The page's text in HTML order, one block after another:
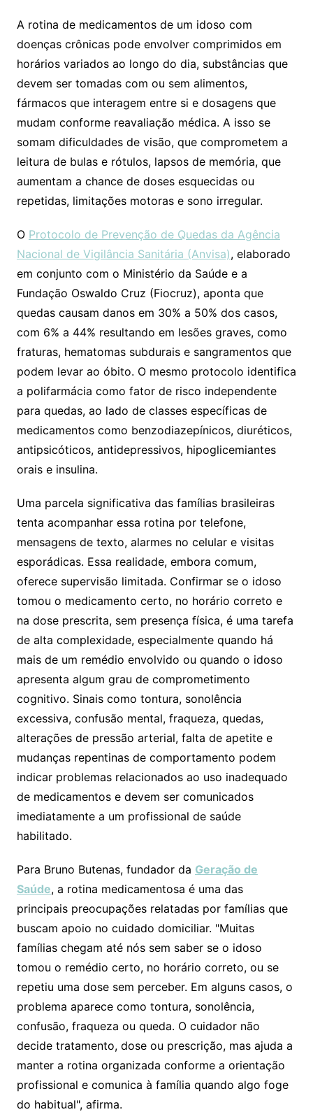
A rotina de medicamentos de um idoso com
doenças crônicas pode envolver comprimidos em
horários variados ao longo do dia, substâncias que
devem ser tomadas com ou sem alimentos,
fármacos que interagem entre si e dosagens que
mudam conforme reavaliação médica. A isso se
somam dificuldades de visão, que comprometem a
leitura de bulas e rótulos, lapsos de memória, que
aumentam a chance de doses esquecidas ou
repetidas, limitações motoras e sono irregular.
O Protocolo de Prevenção de Quedas da Agência
Nacional de Vigilância Sanitária (Anvisa), elaborado
em conjunto com o Ministério da Saúde e a
Fundação Oswaldo Cruz (Fiocruz), aponta que
quedas causam danos em 30% a 50% dos casos,
com 6% a 44% resultando em lesões graves, como
fraturas, hematomas subdurais e sangramentos que
podem levar ao óbito. O mesmo protocolo identifica
a polifarmácia como fator de risco independente
para quedas, ao lado de classes específicas de
medicamentos como benzodiazepínicos, diuréticos,
antipsicóticos, antidepressivos, hipoglicemiantes
orais e insulina.
Uma parcela significativa das famílias brasileiras
tenta acompanhar essa rotina por telefone,
mensagens de texto, alarmes no celular e visitas
esporádicas. Essa realidade, embora comum,
oferece supervisão limitada. Confirmar se o idoso
tomou o medicamento certo, no horário correto e
na dose prescrita, sem presença física, é uma tarefa
de alta complexidade, especialmente quando há
mais de um remédio envolvido ou quando o idoso
apresenta algum grau de comprometimento
cognitivo. Sinais como tontura, sonolência
excessiva, confusão mental, fraqueza, quedas,
alterações de pressão arterial, falta de apetite e
mudanças repentinas de comportamento podem
indicar problemas relacionados ao uso inadequado
de medicamentos e devem ser comunicados
imediatamente a um profissional de saúde
habilitado.
Para Bruno Butenas, fundador da Geração de
Saúde, a rotina medicamentosa é uma das
principais preocupações relatadas por famílias que
buscam apoio no cuidado domiciliar. "Muitas
famílias chegam até nós sem saber se o idoso
tomou o remédio certo, no horário correto, ou se
repetiu uma dose sem perceber. Em alguns casos, o
problema aparece como tontura, sonolência,
confusão, fraqueza ou queda. O cuidador não
decide tratamento, dose ou prescrição, mas ajuda a
manter a rotina organizada conforme a orientação
profissional e comunica à família quando algo foge
do habitual", afirma.